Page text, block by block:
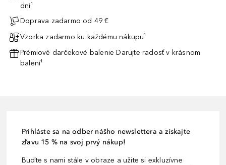
dni¹
Doprava zadarmo od 49 €
Vzorka zadarmo ku každému nákupu¹
Prémiové darčekové balenie Darujte radosť v krásnom
balení¹
Prihláste sa na odber nášho newslettera a získajte
zľavu 15 % na svoj prvý nákup!
Buďte s nami stále v obraze a užite si exkluzívne